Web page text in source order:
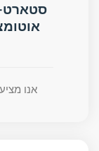
סטארט-
אנו